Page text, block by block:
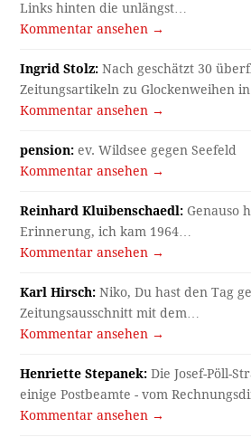
Links hinten die unlängst…
Kommentar ansehen →
Ingrid Stolz: Nach geschätzt 30
Zeitungsartikeln zu Glockenweihen
Kommentar ansehen →
pension: ev. Wildsee gegen Seefeld
Kommentar ansehen →
Reinhard Kluibenschaedl: Genauso
Erinnerung, ich kam 1964…
Kommentar ansehen →
Karl Hirsch: Niko, Du hast den Tag
Zeitungsausschnitt mit dem…
Kommentar ansehen →
Henriette Stepanek: Die Josef-Pöll-
einige Postbeamte - vom
Kommentar ansehen →